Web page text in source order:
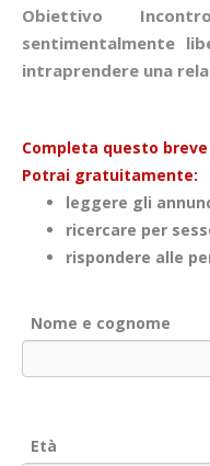
Obiettivo
sentimentalmente
intraprendere una
Completa questo
Potrai gratuitamente:
leggere gli
ricercare per
rispondere alle
Nome e cognome
Età